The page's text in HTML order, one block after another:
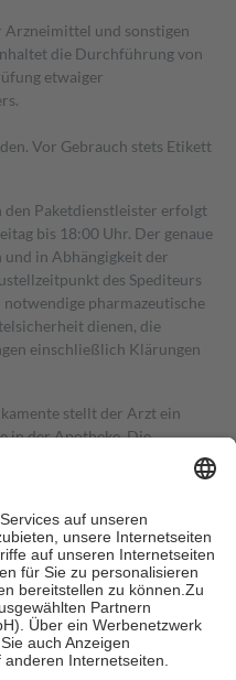
Arzneimittel und sonstigen
die Durchführung von
etwaiger
Vor Gebrauch stets Etikett
den Paketdienstleister erfolgt
bis 18:00 Uhr. Der genaue
und in Abhängigkeit der
des Spediteurs
pharmazeutische
dienen, die
einschließlich Klärungen
stellt der Arzt ein
in der Apotheke. Die
in der Regel die
Teil davon als Zuzahlung
in Höhe von zehn
jedochfünf Euround
nie mehr als die tatsächlichen
für Online-Apotheken.
beträgt die
zehn Euro je